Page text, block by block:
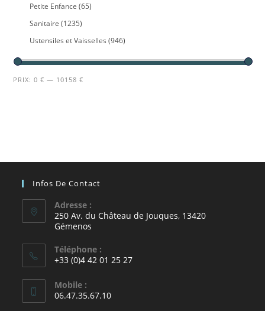
Petite Enfance (65)
Sanitaire (1235)
Ustensiles et Vaisselles (946)
PRIX:0 € — 10158 €
Infos De Contact
Adresse :
250 Av. du Château de Jouques, 13420
Gémenos
Téléphone :
+33 (0)4 42 01 25 27
Mobile :
06.47.35.67.10